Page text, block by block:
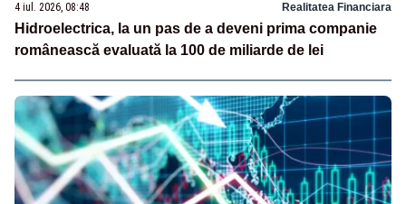
4 iul. 2026, 08:48 Realitatea Financiara
Hidroelectrica, la un pas de a deveni prima companie
românească evaluată la 100 de miliarde de lei